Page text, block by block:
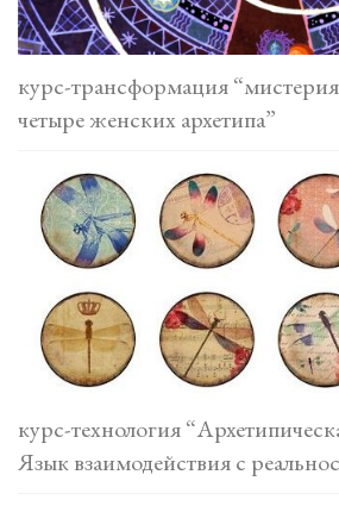
курс-трансформация
четыре женских архетипа”
курс-технология
Язык взаимодействия с